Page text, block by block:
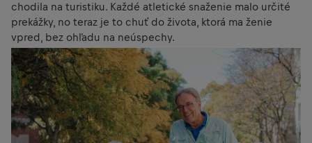
chodila na turistiku. Každé atletické snaženie malo určité
prekážky, no teraz je to chuť do života, ktorá ma ženie
vpred, bez ohľadu na neúspechy.